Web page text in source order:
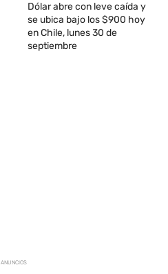
Dólar abre con leve caída y
se ubica bajo los $900 hoy
en Chile, lunes 30 de
septiembre
ANUNCIOS